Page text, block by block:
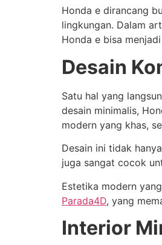
Honda e dirancang
lingkungan. Dalam
Honda e bisa
Desain
Satu hal yang
desain minimalis,
modern yang khas,
Desain ini tidak
juga sangat cocok
Estetika modern
Parada4D, yang
Interior